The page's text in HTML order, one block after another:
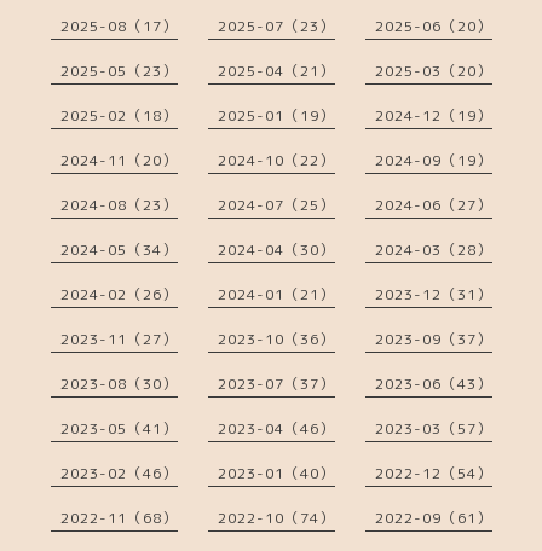
2025-08（17） 2025-07（23） 2025-06（20）
2025-05（23） 2025-04（21） 2025-03（20）
2025-02（18） 2025-01（19） 2024-12（19）
2024-11（20） 2024-10（22） 2024-09（19）
2024-08（23） 2024-07（25） 2024-06（27）
2024-05（34） 2024-04（30） 2024-03（28）
2024-02（26） 2024-01（21） 2023-12（31）
2023-11（27） 2023-10（36） 2023-09（37）
2023-08（30） 2023-07（37） 2023-06（43）
2023-05（41） 2023-04（46） 2023-03（57）
2023-02（46） 2023-01（40） 2022-12（54）
2022-11（68） 2022-10（74） 2022-09（61）